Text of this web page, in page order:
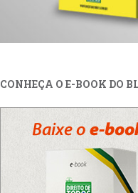
CONHEÇA O E-BOOK DO